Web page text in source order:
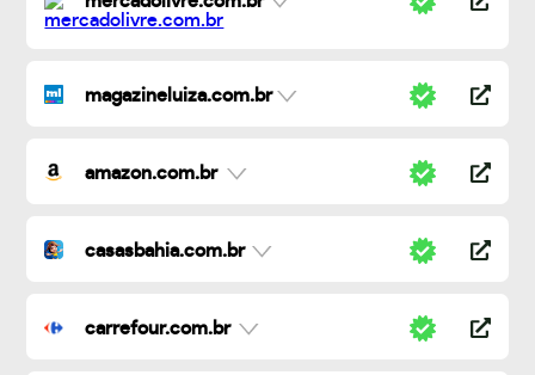
magazineluiza.com.br
amazon.com.br
casasbahia.com.br
carrefour.com.br